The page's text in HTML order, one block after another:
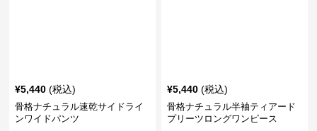
¥5,440 (税込)
骨格ナチュラル速乾サイドライ
ンワイドパンツ
¥5,440 (税込)
骨格ナチュラル半袖ティアード
プリーツロングワンピース